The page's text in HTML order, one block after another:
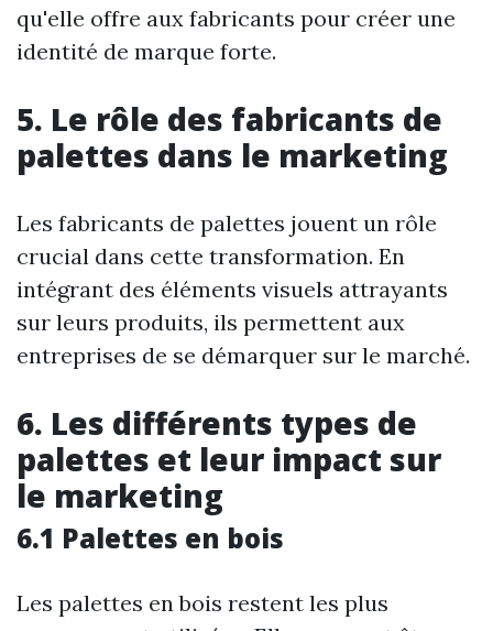
qu'elle offre aux fabricants pour créer une
identité de marque forte.
5. Le rôle des fabricants de
palettes dans le marketing
Les fabricants de palettes jouent un rôle
crucial dans cette transformation. En
intégrant des éléments visuels attrayants
sur leurs produits, ils permettent aux
entreprises de se démarquer sur le marché.
6. Les différents types de
palettes et leur impact sur
le marketing
6.1 Palettes en bois
Les palettes en bois restent les plus